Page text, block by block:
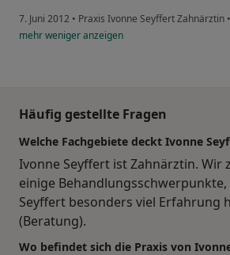
7. Juni 2012 • Praxis Ivonne Seyffert Zahnärztin •
mehrwenigeranzeigen
Häufig gestellte Fragen
Welche Fachgebiete deckt Ivonne
Ivonne Seyffert ist Zahnärztin. Wir
einige
Seyffert besonders viel Erfahrung
(Beratung).
Wo befindet sich die Praxis von